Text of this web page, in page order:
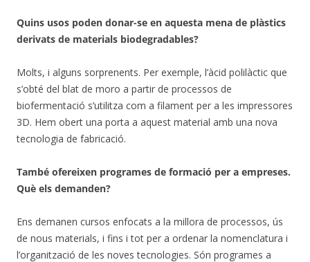
Quins usos poden donar-se en aquesta mena de plàstics
derivats de materials biodegradables?
Molts, i alguns sorprenents. Per exemple, l’àcid polilàctic que
s’obté del blat de moro a partir de processos de
biofermentació s’utilitza com a filament per a les impressores
3D. Hem obert una porta a aquest material amb una nova
tecnologia de fabricació.
També ofereixen programes de formació per a empreses.
Què els demanden?
Ens demanen cursos enfocats a la millora de processos, ús
de nous materials, i fins i tot per a ordenar la nomenclatura i
l’organització de les noves tecnologies. Són programes a